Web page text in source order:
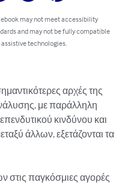
ebook may not meet accessibility
and may not be fully compatible
technologies.
αρχές της
με παράλληλη
κινδύνου και
άλλων, εξετάζονται τα
στις παγκόσμιες αγορές